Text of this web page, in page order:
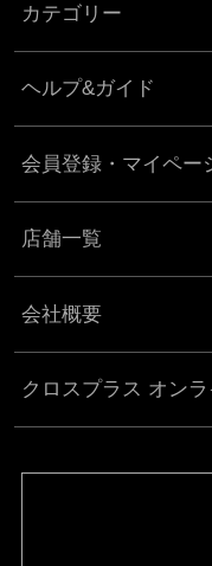
カテゴリー
ヘルプ&ガイド
会員登録・マイペー
店舗一覧
会社概要
クロスプラス オン